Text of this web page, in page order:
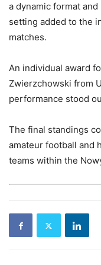
a dynamic format
setting added to the
matches.
An individual award
Zwierzchowski from
performance stood
The final standings
amateur football and
teams within the